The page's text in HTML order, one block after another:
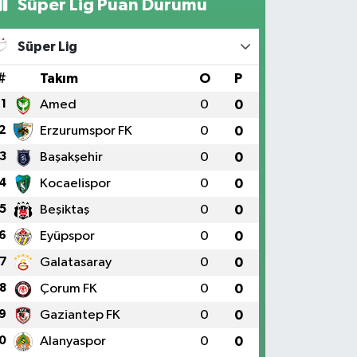
Süper Lig Puan Durumu
Süper Lig
Takım O P
1 Amed 0 0
Erzurumspor FK 0 0
3 Başakşehir 0 0
Kocaelispor 0 0
5 Beşiktaş 0 0
Eyüpspor 0 0
7 Galatasaray 0 0
8 Çorum FK 0 0
Gaziantep FK 0 0
Alanyaspor 0 0